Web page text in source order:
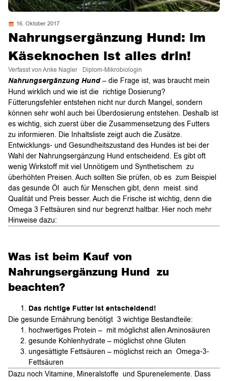
16. Oktober 2017
Nahrungsergänzung Hund: im
Käseknochen ist alles drin!
Verfasst von Anke Nagler · Diplom-Mikrobiologin
Nahrungsergänzung Hund– die Frage ist, was braucht mein
Hund wirklich und wie ist die richtige Dosierung?
Fütterungsfehler entstehen nicht nur durch Mangel, sondern
können sehr wohl auch bei Überdosierung entstehen. Deshalb ist
es wichtig, sich zuerst über die Zusammensetzung des Futters
zu informieren. Die Inhaltsliste zeigt auch die Zusätze.
Entwicklungs- und Gesundheitszustand des Hundes ist bei der
Wahl der Nahrungsergänzung Hund entscheidend. Es gibt oft
wenig Wirkstoff mit viel Unnötigem und Synthetischem zu
überhöhten Preisen. Auch sollten Sie prüfen, ob es zum Beispiel
das gesunde Öl auch für Menschen gibt, denn meist sind
Qualität und Preis besser. Auch die Frische ist wichtig, denn die
Omega 3 Fettsäuren sind nur begrenzt haltbar. Hier noch mehr
Hinweise dazu:
Was ist beim Kauf von
Nahrungsergänzung Hund zu
beachten?
Das richtige Futter ist entscheidend!
Die gesunde Ernährung benötigt 3 wichtige Bestandteile:
hochwertiges Protein – mit möglichst allen Aminosäuren
gesunde Kohlenhydrate – möglichst ohne Gluten
ungesättigte Fettsäuren – möglichst reich an Omega-3-
Fettsäuren
Dazu noch Vitamine, Mineralstoffe und Spurenelemente. Dass